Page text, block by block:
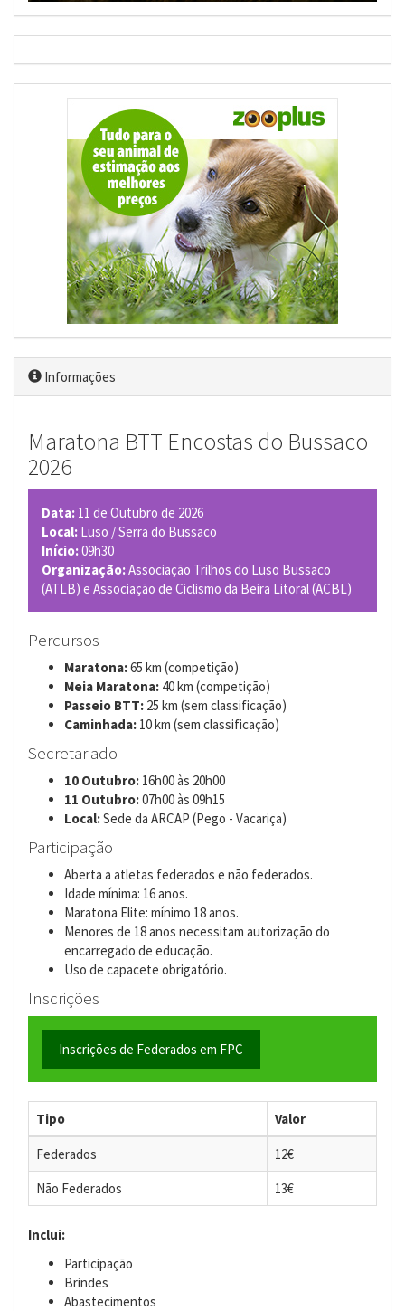
Informações
Maratona BTT Encostas do Bussaco
2026
Data: 11 de Outubro de 2026
Local: Luso / Serra do Bussaco
Início:09h30
Organização:Associação Trilhos do Luso Bussaco
(ATLB) e Associação de Ciclismo da Beira Litoral (ACBL)
Percursos
Maratona:65 km (competição)
Meia Maratona: 40 km (competição)
Passeio BTT: 25 km (sem classificação)
Caminhada: 10 km (sem classificação)
Secretariado
10 Outubro: 16h00 às 20h00
11 Outubro:07h00 às 09h15
Local:Sede da ARCAP (Pego - Vacariça)
Participação
Aberta a atletas federados e não federados.
Idade mínima: 16 anos.
Maratona Elite: mínimo 18 anos.
Menores de 18 anos necessitam autorização do
encarregado de educação.
Uso de capacete obrigatório.
Inscrições
Inscrições de Federados em FPC
Tipo Valor
Federados
12€
Não Federados
13€
Inclui:
Participação
Brindes
Abastecimentos